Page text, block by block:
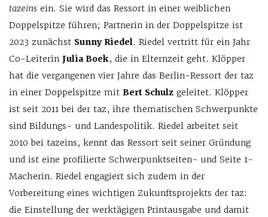
tazeins ein. Sie wird das Ressort in einer weiblichen
Doppelspitze führen; Partnerin in der Doppelspitze ist
2023 zunächst Sunny Riedel. Riedel vertritt für ein Jahr
Co-Leiterin Julia Boek, die in Elternzeit geht. Klöpper
hat die vergangenen vier Jahre das Berlin-Ressort der taz
in einer Doppelspitze mit Bert Schulz geleitet. Klöpper
ist seit 2011 bei der taz, ihre thematischen Schwerpunkte
sind Bildungs- und Landespolitik. Riedel arbeitet seit
2010 bei tazeins, kennt das Ressort seit seiner Gründung
und ist eine profilierte Schwerpunktseiten- und Seite 1-
Macherin. Riedel engagiert sich zudem in der
Vorbereitung eines wichtigen Zukunftsprojekts der taz:
die Einstellung der werktägigen Printausgabe und damit